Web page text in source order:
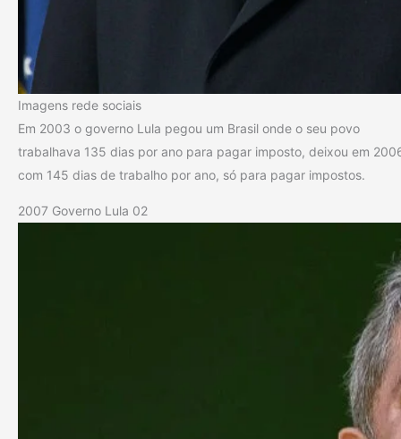
Imagens rede sociais
Em 2003 o governo Lula pegou um Brasil onde o seu povo
trabalhava 135 dias por ano para pagar imposto, deixou em
com 145 dias de trabalho por ano, só para pagar impostos.
2007 Governo Lula 02